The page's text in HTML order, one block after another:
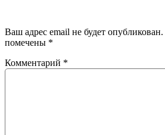
Ваш адрес email не будет опубликован.
помечены *
Комментарий *